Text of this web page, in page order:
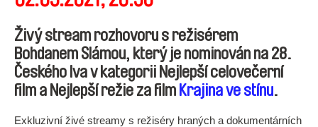
Živý stream rozhovoru s režisérem
Bohdanem Slámou, který je nominován na 28.
Českého lva v kategorii Nejlepší celovečerní
film a Nejlepší režie za film Krajina ve stínu.
Exkluzivní živé streamy s režiséry hraných a dokumentárních